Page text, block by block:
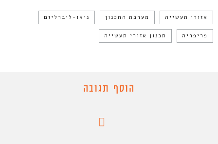
אזורי תעשייה מערכת התכנון ניאו-ליברליזם
פריפריה תכנון אזורי תעשייה
הוסף תגובה